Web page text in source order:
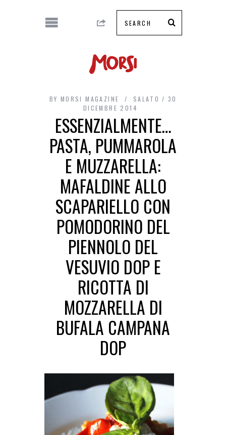
BY MORSI MAGAZINE SALATO
30
DICEMBRE 2014
ESSENZIALMENTE…
PASTA, PUMMAROLA
E MUZZARELLA:
MAFALDINE ALLO
SCAPARIELLO CON
POMODORINO DEL
PIENNOLO DEL
VESUVIO DOP E
RICOTTA DI
MOZZARELLA DI
BUFALA CAMPANA
DOP